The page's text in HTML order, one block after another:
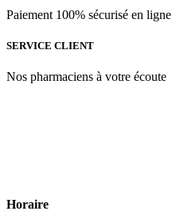
Paiement 100% sécurisé en ligne
SERVICE CLIENT
Nos pharmaciens à votre écoute
Horaire